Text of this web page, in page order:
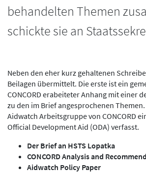
behandelten Themen
schickte sie an
Neben den eher kurz gehaltenen
Beilagen übermittelt. Die erste ist ein
CONCORD erabeiteter Anhang mit einer
zu den im Brief angesprochenen
Aidwatch Arbeitsgruppe von CONCORD
Official Development Aid (ODA) verfasst.
Der Brief an HSTS Lopatka
CONCORD Analysis and
Aidwatch Policy Paper